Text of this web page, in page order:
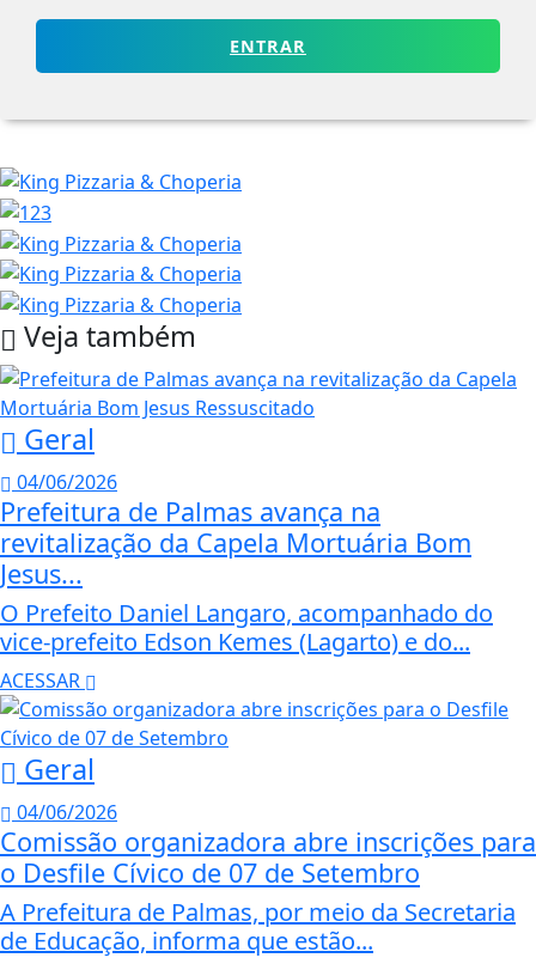
ENTRAR
Veja também
Geral
04/06/2026
Prefeitura de Palmas avança na
revitalização da Capela Mortuária Bom
Jesus...
O Prefeito Daniel Langaro, acompanhado do
vice-prefeito Edson Kemes (Lagarto) e do...
ACESSAR
Geral
04/06/2026
Comissão organizadora abre inscrições para
o Desfile Cívico de 07 de Setembro
A Prefeitura de Palmas, por meio da Secretaria
de Educação, informa que estão...